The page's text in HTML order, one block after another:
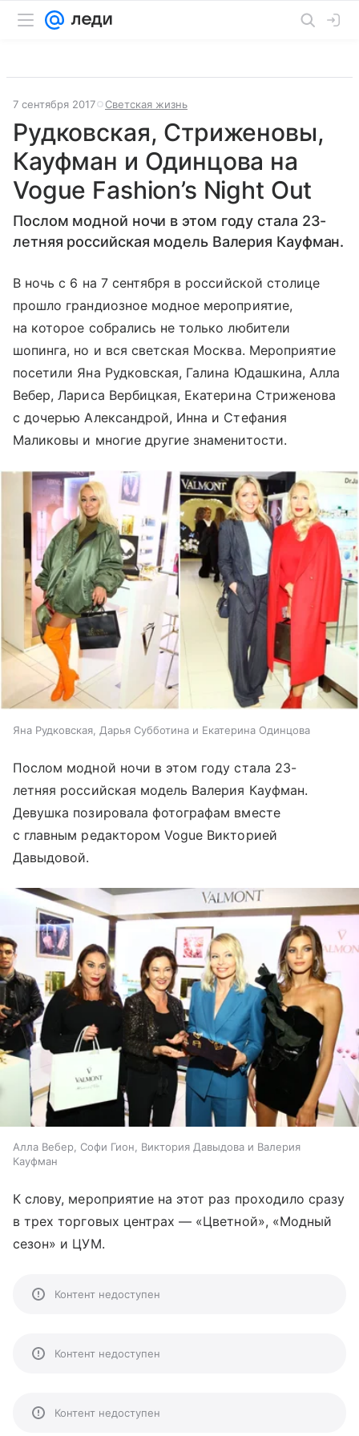
7 сентября 2017 Светская жизнь
Рудковская, Стриженовы,
Кауфман и Одинцова на
Vogue Fashion’s Night Out
Послом модной ночи в этом году стала 23-
летняя российская модель Валерия Кауфман.
В ночь с 6 на 7 сентября в российской столице
прошло грандиозное модное мероприятие,
на которое собрались не только любители
шопинга, но и вся светская Москва. Мероприятие
посетили Яна Рудковская, Галина Юдашкина, Алла
Вебер, Лариса Вербицкая, Екатерина Стриженова
с дочерью Александрой, Инна и Стефания
Маликовы и многие другие знаменитости.
Яна Рудковская, Дарья Субботина и Екатерина Одинцова
Послом модной ночи в этом году стала 23-
летняя российская модель Валерия Кауфман.
Девушка позировала фотографам вместе
с главным редактором Vogue Викторией
Давыдовой.
Алла Вебер, Софи Гион, Виктория Давыдова и Валерия
Кауфман
К слову, мероприятие на этот раз проходило сразу
в трех торговых центрах — «Цветной», «Модный
сезон» и ЦУМ.
Контент недоступен
Контент недоступен
Контент недоступен